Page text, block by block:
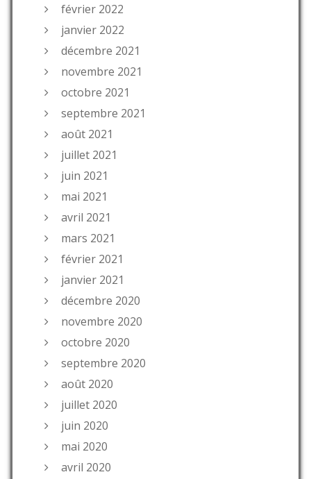
février 2022
janvier 2022
décembre 2021
novembre 2021
octobre 2021
septembre 2021
août 2021
juillet 2021
juin 2021
mai 2021
avril 2021
mars 2021
février 2021
janvier 2021
décembre 2020
novembre 2020
octobre 2020
septembre 2020
août 2020
juillet 2020
juin 2020
mai 2020
avril 2020